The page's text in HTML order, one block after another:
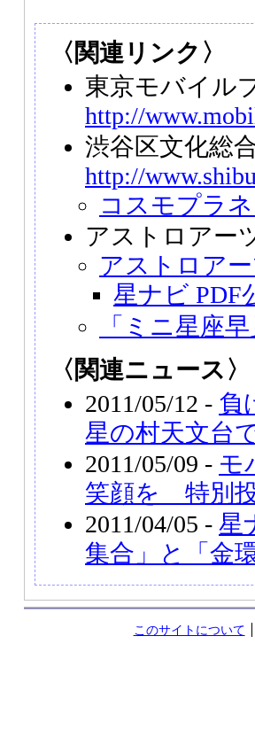
〈関連リンク〉
東京モバイル
http://
渋谷区文化総
http://
コスモプラ
アストロアー
アストロア
星ナビ PDF
「ミニ星座
〈関連ニュース〉
2011/05/12 - 負
星の村天文台
2011/05/09 - モ
笑顔を 特別
2011/04/05 - 星
集合」と「金
このサイトについて